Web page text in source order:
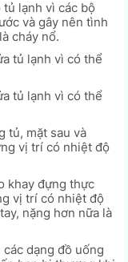
lạnh vì các bộ
và gây nên tình
cháy nổ.
tủ lạnh vì có thể
tủ lạnh vì có thể
tủ, mặt sau và
vị trí có nhiệt độ
khay đựng thực
vị trí có nhiệt độ
nặng hơn nữa là
dạng đồ uống